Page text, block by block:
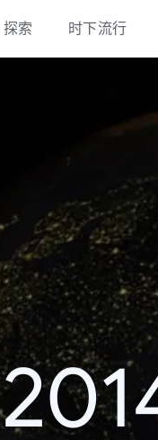
探索 时下流行